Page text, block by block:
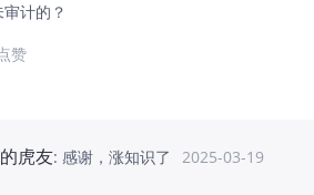
计的？
赞
虎友: 感谢，涨知识了
2025-03-19